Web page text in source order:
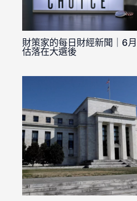
財策家的每日財經新聞｜6
估落在大選後